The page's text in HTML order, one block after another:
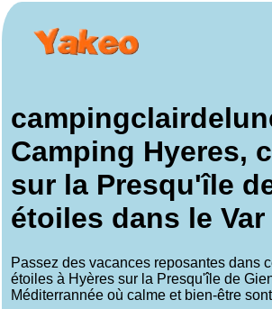
Camping Hyeres,
sur la Presqu'île
étoiles dans le Var
Passez des vacances reposantes dans
étoiles à Hyères sur la Presqu'île de
Méditerrannée où calme et bien-être